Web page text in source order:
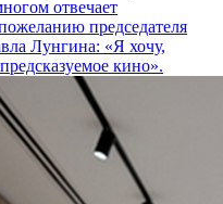
отвечает
председателя
Лунгина: «Я хочу,
кино».